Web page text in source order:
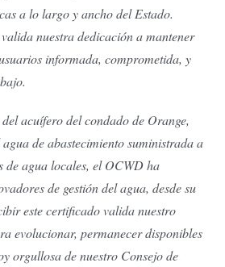
a lo largo y ancho del Estado.
nuestra dedicación a mantener
informada, comprometida, y
acuífero del condado de Orange,
de abastecimiento suministrada a
de agua locales, el OCWD ha
de gestión del agua, desde su
este certificado valida nuestro
evolucionar, permanecer disponibles
orgullosa de nuestro Consejo de